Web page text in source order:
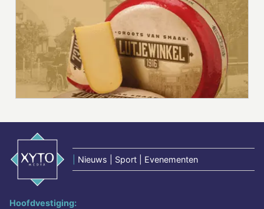
Nieuws | Sport | Evenementen
Hoofdvestiging: